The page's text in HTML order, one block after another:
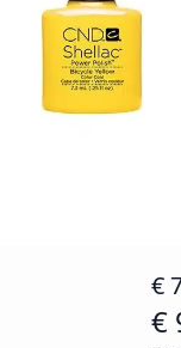
Nu -70% (zolang
in BE/NL.
€
€